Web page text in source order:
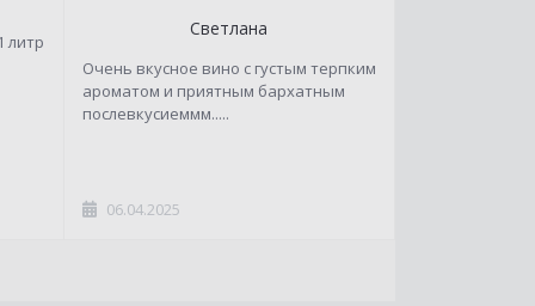
литр
Светлана
Очень вкусное вино с густым терпким
ароматом и приятным бархатным
послевкусиеммм.....
06.04.2025